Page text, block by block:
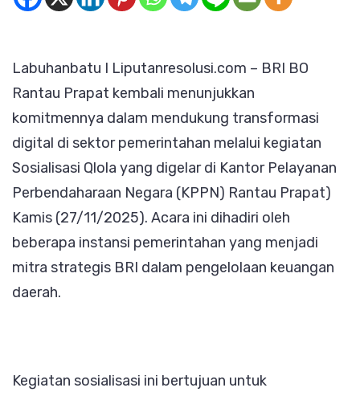
Labuhanbatu I Liputanresolusi.com – BRI BO
Rantau Prapat kembali menunjukkan
komitmennya dalam mendukung transformasi
digital di sektor pemerintahan melalui kegiatan
Sosialisasi Qlola yang digelar di Kantor Pelayanan
Perbendaharaan Negara (KPPN) Rantau Prapat)
Kamis (27/11/2025). Acara ini dihadiri oleh
beberapa instansi pemerintahan yang menjadi
mitra strategis BRI dalam pengelolaan keuangan
daerah.
Kegiatan sosialisasi ini bertujuan untuk